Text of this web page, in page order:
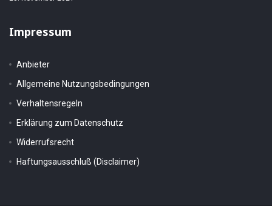
Impressum
Anbieter
Allgemeine Nutzungsbedingungen
Verhaltensregeln
Erklärung zum Datenschutz
Widerrufsrecht
Haftungsausschluß (Disclaimer)